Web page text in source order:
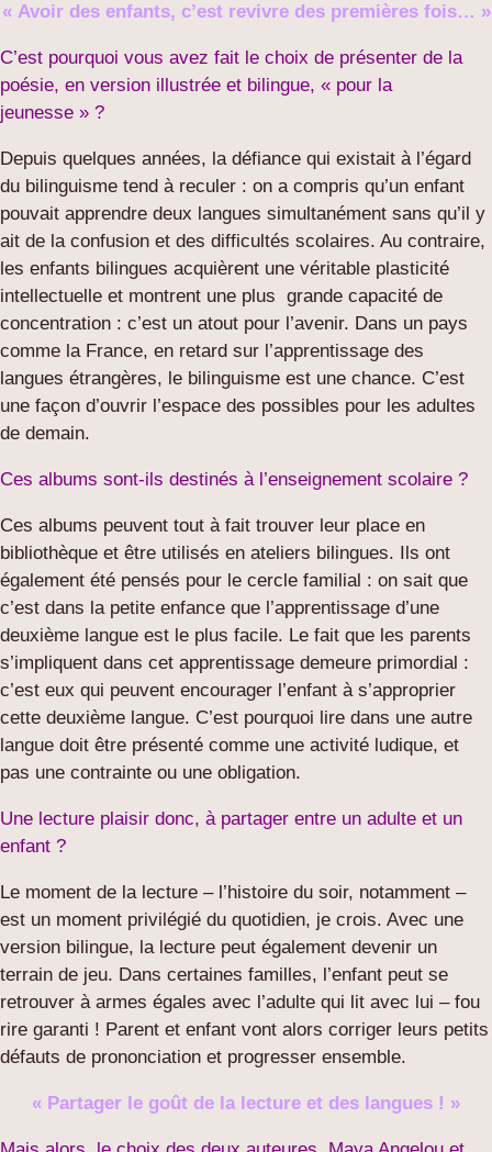
« Avoir des enfants, c’est revivre des premières fois… »
C’est pourquoi vous avez fait le choix de présenter de la
poésie, en version illustrée et bilingue, « pour la
jeunesse » ?
Depuis quelques années, la défiance qui existait à l’égard
du bilinguisme tend à reculer : on a compris qu’un enfant
pouvait apprendre deux langues simultanément sans qu’il y
ait de la confusion et des difficultés scolaires. Au contraire,
les enfants bilingues acquièrent une véritable plasticité
intellectuelle et montrent une plus grande capacité de
concentration : c’est un atout pour l’avenir. Dans un pays
comme la France, en retard sur l’apprentissage des
langues étrangères, le bilinguisme est une chance. C’est
une façon d’ouvrir l’espace des possibles pour les adultes
de demain.
Ces albums sont-ils destinés à l’enseignement scolaire ?
Ces albums peuvent tout à fait trouver leur place en
bibliothèque et être utilisés en ateliers bilingues. Ils ont
également été pensés pour le cercle familial : on sait que
c’est dans la petite enfance que l’apprentissage d’une
deuxième langue est le plus facile. Le fait que les parents
s’impliquent dans cet apprentissage demeure primordial :
c’est eux qui peuvent encourager l’enfant à s’approprier
cette deuxième langue. C’est pourquoi lire dans une autre
langue doit être présenté comme une activité ludique, et
pas une contrainte ou une obligation.
Une lecture plaisir donc, à partager entre un adulte et un
enfant ?
Le moment de la lecture – l’histoire du soir, notamment –
est un moment privilégié du quotidien, je crois. Avec une
version bilingue, la lecture peut également devenir un
terrain de jeu. Dans certaines familles, l’enfant peut se
retrouver à armes égales avec l’adulte qui lit avec lui – fou
rire garanti ! Parent et enfant vont alors corriger leurs petits
défauts de prononciation et progresser ensemble.
« Partager le goût de la lecture et des langues ! »